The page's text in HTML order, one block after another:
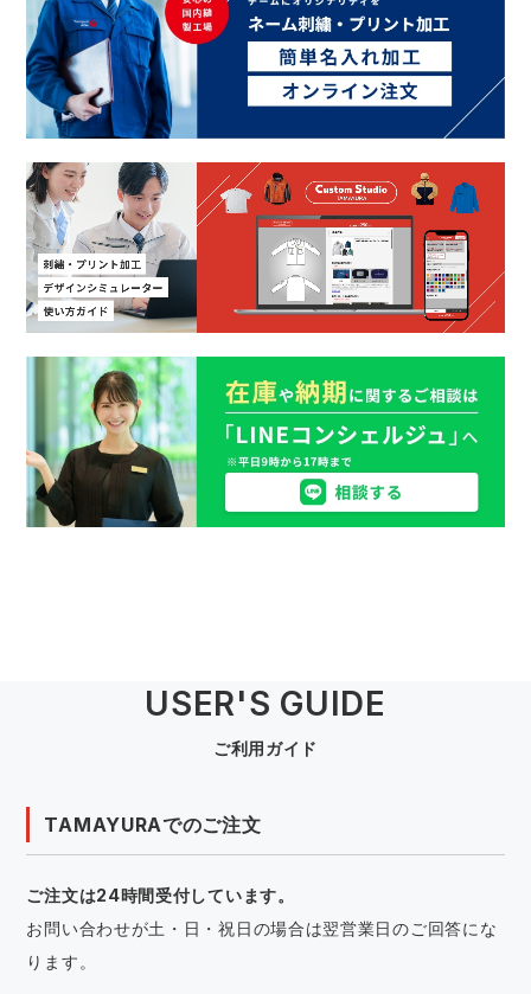
USER'S GUIDE
ご利用ガイド
TAMAYURAでのご注文
ご注文は24時間受付しています。
お問い合わせが土・日・祝日の場合は翌営業日のご回答にな
ります。